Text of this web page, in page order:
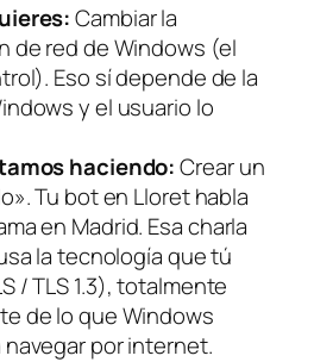
Cambiar la
de red de Windows (el
Eso sí depende de la
y el usuario lo
haciendo:Crear un
Tu bot en Lloret habla
en Madrid. Esa charla
la tecnología que tú
/ TLS 1.3), totalmente
de lo que Windows
por internet.